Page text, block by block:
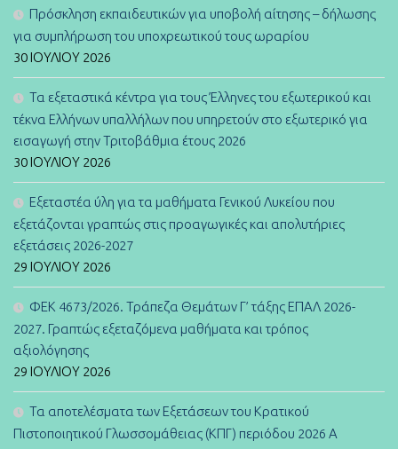
Πρόσκληση εκπαιδευτικών για υποβολή αίτησης – δήλωσης
για συμπλήρωση του υποχρεωτικού τους ωραρίου
30 ΙΟΥΛΊΟΥ 2026
Τα εξεταστικά κέντρα για τους Έλληνες του εξωτερικού και
τέκνα Ελλήνων υπαλλήλων που υπηρετούν στο εξωτερικό για
εισαγωγή στην Τριτοβάθμια έτους 2026
30 ΙΟΥΛΊΟΥ 2026
Εξεταστέα ύλη για τα μαθήματα Γενικού Λυκείου που
εξετάζονται γραπτώς στις προαγωγικές και απολυτήριες
εξετάσεις 2026-2027
29 ΙΟΥΛΊΟΥ 2026
ΦΕΚ 4673/2026. Τράπεζα Θεμάτων Γ’ τάξης ΕΠΑΛ 2026-
2027. Γραπτώς εξεταζόμενα μαθήματα και τρόπος
αξιολόγησης
29 ΙΟΥΛΊΟΥ 2026
Τα αποτελέσματα των Εξετάσεων του Κρατικού
Πιστοποιητικού Γλωσσομάθειας (ΚΠΓ) περιόδου 2026 Α